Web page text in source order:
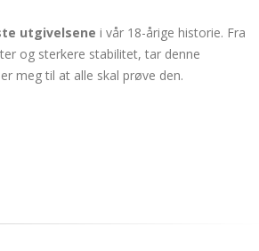
utgivelsene i vår 18-årige historie. Fra
og sterkere stabilitet, tar denne
meg til at alle skal prøve den.